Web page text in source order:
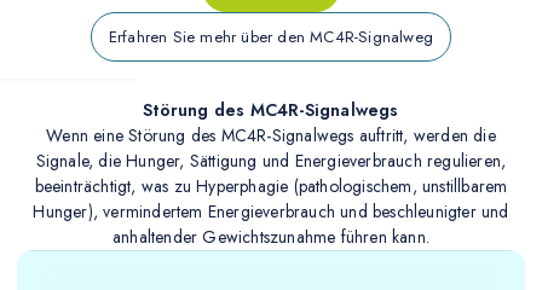
Erfahren Sie mehr über den MC4R-Signalweg
Störung des MC4R-Signalwegs
Wenn eine Störung des MC4R-Signalwegs auftritt, werden die
Signale, die Hunger, Sättigung und Energieverbrauch regulieren,
beeinträchtigt, was zu Hyperphagie (pathologischem, unstillbarem
Hunger), vermindertem Energieverbrauch und beschleunigter und
anhaltender Gewichtszunahme führen kann.